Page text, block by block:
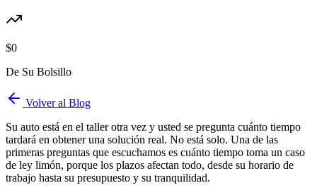
$0
De Su Bolsillo
Volver al Blog
Su auto está en el taller otra vez y usted se pregunta cuánto tiempo
tardará en obtener una solución real. No está solo. Una de las
primeras preguntas que escuchamos es cuánto tiempo toma un caso
de ley limón, porque los plazos afectan todo, desde su horario de
trabajo hasta su presupuesto y su tranquilidad.